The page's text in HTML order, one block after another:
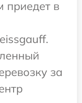
приедет в
за